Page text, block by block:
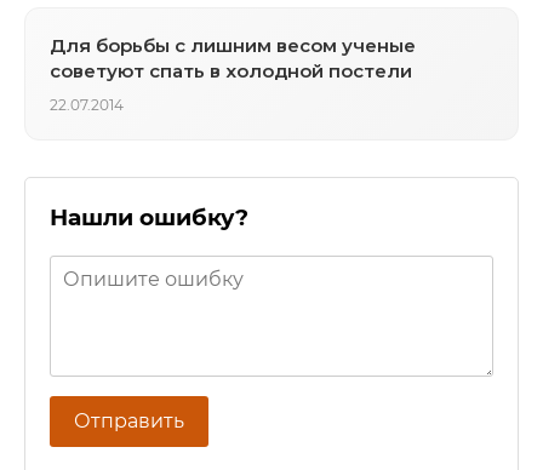
Для борьбы с лишним весом ученые
советуют спать в холодной постели
22.07.2014
Нашли ошибку?
Отправить